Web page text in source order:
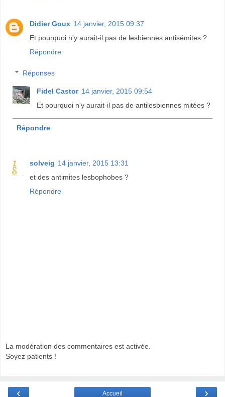
Didier Goux 14 janvier, 2015 09:37
Et pourquoi n'y aurait-il pas de lesbiennes antisémites ?
Répondre
Réponses
Fidel Castor 14 janvier, 2015 09:54
Et pourquoi n'y aurait-il pas de antilesbiennes mitées ?
Répondre
solveig 14 janvier, 2015 13:31
et des antimites lesbophobes ?
Répondre
La modération des commentaires est activée.
Soyez patients !
‹ ›
Accueil